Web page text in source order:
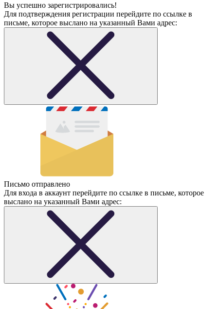
Вы успешно зарегистрировались!
Для подтверждения регистрации перейдите по ссылке в
письме, которое выслано на указанный Вами адрес:
Письмо отправлено
Для входа в аккаунт перейдите по ссылке в письме, которое
выслано на указанный Вами адрес: